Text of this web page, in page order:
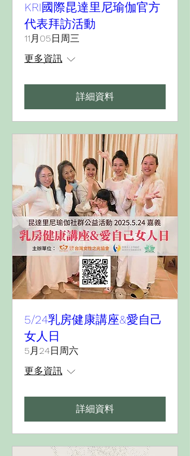
KRI國際昆達里尼瑜伽官方
代表拜訪活動
11月05日周三
更多資訊
詳細資料
5/24乳房健康講座&愛自己
女人日
5月24日周六
更多資訊
詳細資料